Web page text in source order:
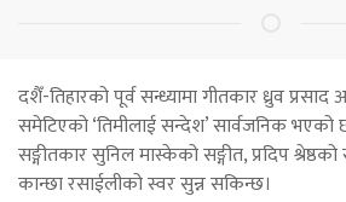
दशैँ-तिहारको पूर्व सन्ध्यामा गीतकार ध्रुव
समेटिएको ‘तिमीलाई सन्देश’ सार्वजनिक भएको
सङ्गीतकार सुनिल मास्केको सङ्गीत, प्रदिप
कान्छा रसाईलीको स्वर सुन्न सकिन्छ।